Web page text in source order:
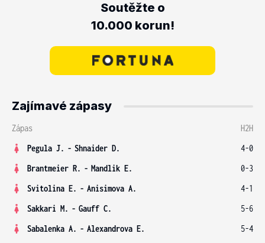
Soutěžte o
10.000 korun!
Zajímavé zápasy
Zápas
H2H
Pegula J. - Shnaider D.
4-0
Brantmeier R. - Mandlik E.
0-3
Svitolina E. - Anisimova A.
4-1
Sakkari M. - Gauff C.
5-6
Sabalenka A. - Alexandrova E.
5-4